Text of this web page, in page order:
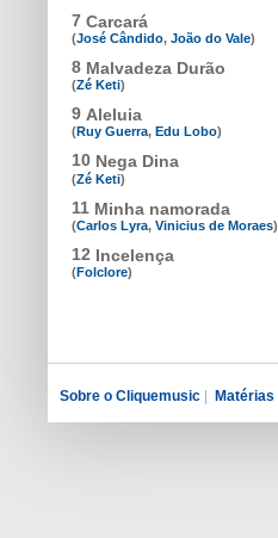
7 Carcará
(José Cândido, João do Vale)
8 Malvadeza Durão
(Zé Keti)
9 Aleluia
(Ruy Guerra, Edu Lobo)
10 Nega Dina
(Zé Keti)
11 Minha namorada
(Carlos Lyra, Vinicius de Moraes)
12 Incelença
(Folclore)
Sobre o Cliquemusic Matérias